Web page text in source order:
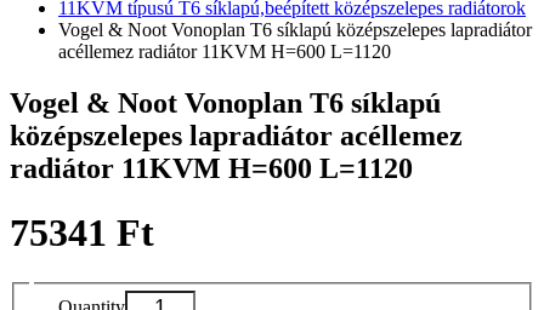
11KVM típusú T6 síklapú,beépített középszelepes radiátorok
Vogel & Noot Vonoplan T6 síklapú középszelepes lapradiátor
acéllemez radiátor 11KVM H=600 L=1120
Vogel & Noot Vonoplan T6 síklapú
középszelepes lapradiátor acéllemez
radiátor 11KVM H=600 L=1120
75341 Ft